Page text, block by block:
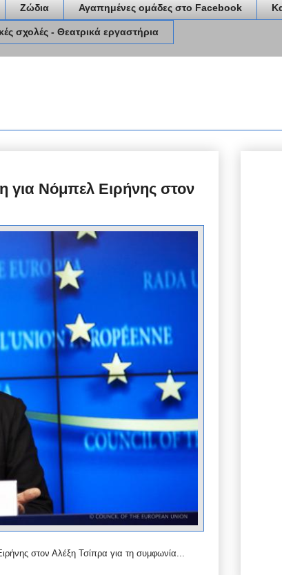
Ζώδια Αγαπημένες ομάδες στο Facebook
σχολές - Θεατρικά εργαστήρια
για Νόμπελ Ειρήνης στον
στον Αλέξη Τσίπρα για τη συμφωνία...